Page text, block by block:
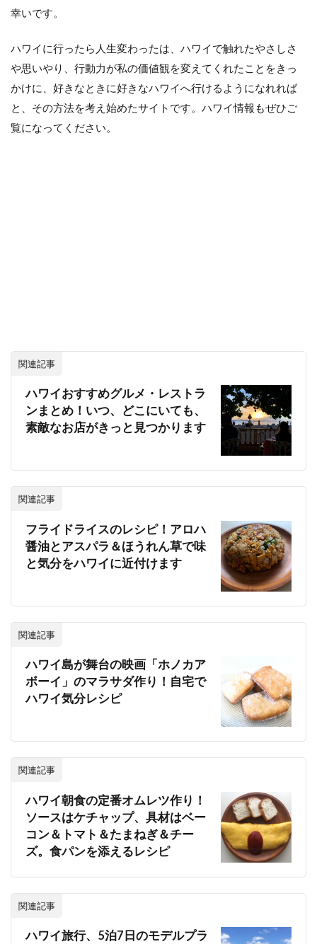
幸いです。
ハワイに行ったら人生変わったは、ハワイで触れたやさしさ
や思いやり、行動力が私の価値観を変えてくれたことをきっ
かけに、好きなときに好きなハワイへ行けるようになれれば
と、その方法を考え始めたサイトです。ハワイ情報もぜひご
覧になってください。
関連記事
ハワイおすすめグルメ・レストラ
ンまとめ！いつ、どこにいても、
素敵なお店がきっと見つかります
関連記事
フライドライスのレシピ！アロハ
醤油とアスパラ＆ほうれん草で味
と気分をハワイに近付けます
関連記事
ハワイ島が舞台の映画「ホノカア
ボーイ」のマラサダ作り！自宅で
ハワイ気分レシピ
関連記事
ハワイ朝食の定番オムレツ作り！
ソースはケチャップ、具材はベー
コン＆トマト＆たまねぎ＆チー
ズ。食パンを添えるレシピ
関連記事
ハワイ旅行、5泊7日のモデルプラ